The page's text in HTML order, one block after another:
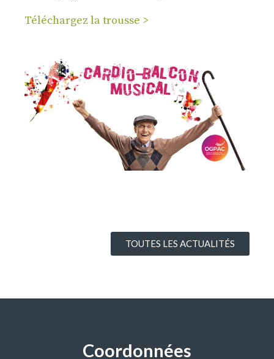
Téléchargez la trousse >
TOUTES LES ACTUALITÉS
Coordonnées